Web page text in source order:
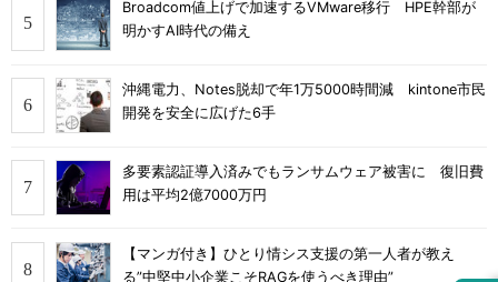
Broadcom値上げで加速するVMware移行 HPE幹部が
明かすAI時代の備え
沖縄電力、Notes脱却で年1万5000時間減 kintone市民
開発を安全に広げた6手
多要素認証導入済みでもランサムウェア被害に 復旧費
用は平均2億7000万円
【マンガ付き】ひとり情シス支援の第一人者が教え
る”中堅中小企業こそRAGを使うべき理由”